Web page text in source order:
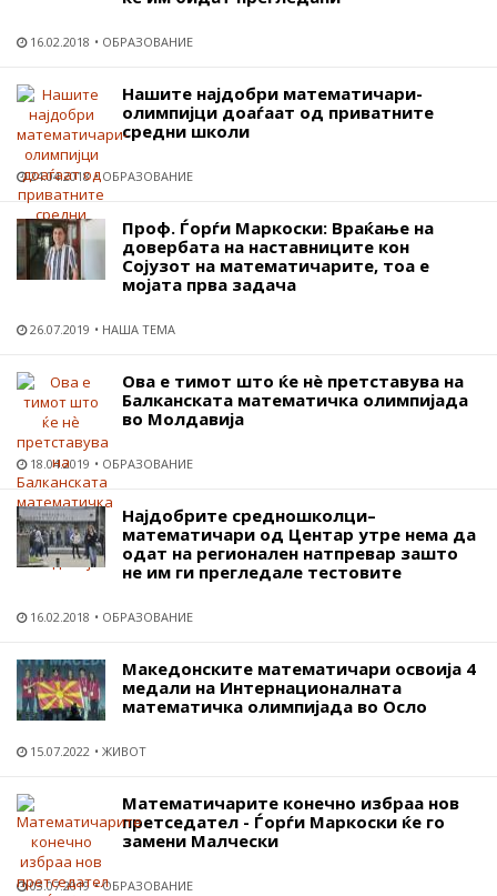
16.02.2018 ОБРАЗОВАНИЕ
Нашите најдобри математичари-
олимпијци доаѓаат од приватните
средни школи
24.04.2018 ОБРАЗОВАНИЕ
Проф. Ѓорѓи Маркоски: Враќање на
довербата на наставниците кон
Сојузот на математичарите, тоа е
мојата прва задача
26.07.2019 НАША ТЕМА
Ова е тимот што ќе нѐ претставува на
Балканската математичка олимпијада
во Молдавија
18.04.2019 ОБРАЗОВАНИЕ
Најдобрите средношколци–
математичари од Центар утре нема да
одат на регионален натпревар зашто
не им ги прегледале тестовите
16.02.2018 ОБРАЗОВАНИЕ
Македонските математичари освоија 4
медали на Интернационалната
математичка олимпијада во Осло
15.07.2022 ЖИВОТ
Математичарите конечно избраа нов
претседател - Ѓорѓи Маркоски ќе го
замени Малчески
03.07.2019 ОБРАЗОВАНИЕ